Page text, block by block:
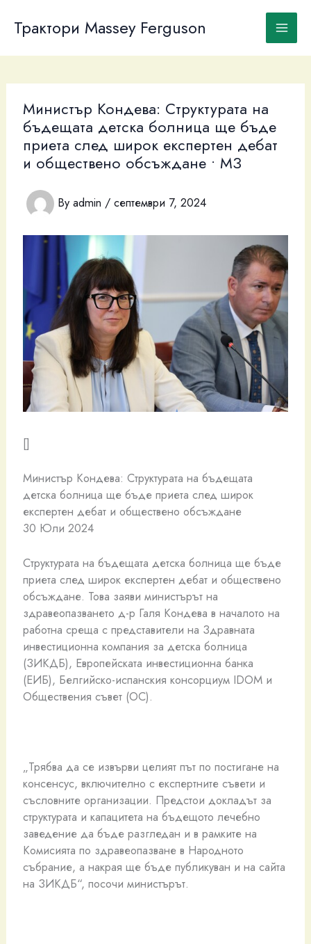
content
Трактори Massey Ferguson
Министър Кондева: Структурата на
бъдещата детска болница ще бъде
приета след широк експертен дебат
и обществено обсъждане • МЗ
By admin / септември 7, 2024
[]
Министър Кондева: Структурата на бъдещата
детска болница ще бъде приета след широк
експертен дебат и обществено обсъждане
30 Юли 2024
Структурата на бъдещата детска болница ще бъде
приета след широк експертен дебат и обществено
обсъждане. Това заяви министърът на
здравеопазването д-р Галя Кондева в началото на
работна среща с представители на Здравната
инвестиционна компания за детска болница
(ЗИКДБ), Европейската инвестиционна банка
(ЕИБ), Белгийско-испанския консорциум IDOM и
Обществения съвет (ОС).
„Трябва да се извърви целият път по постигане на
консенсус, включително с експертните съвети и
съсловните организации. Предстои докладът за
структурата и капацитета на бъдещото лечебно
заведение да бъде разгледан и в рамките на
Комисията по здравеопазване в Народното
събрание, а накрая ще бъде публикуван и на сайта
на ЗИКДБ“, посочи министърът.